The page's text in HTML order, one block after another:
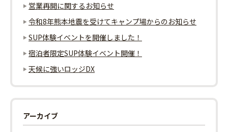
営業再開に関するお知らせ
令和8年熊本地震を受けてキャンプ場からのお知らせ
SUP体験イベントを開催しました！
宿泊者限定SUP体験イベント開催！
天候に強いロッジDX
アーカイブ